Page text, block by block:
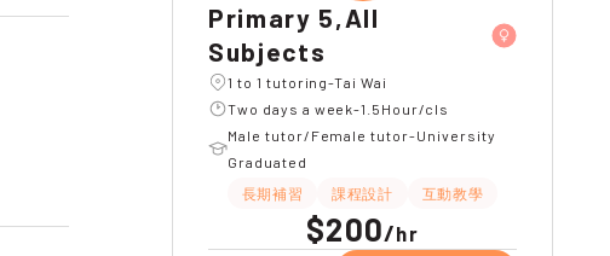
Primary 5,All
Subjects
1 to 1 tutoring-Tai Wai
Two days a week-1.5Hour/cls
Male tutor/Female tutor-University
Graduated
長期補習
課程設計 互動教學
$200/hr